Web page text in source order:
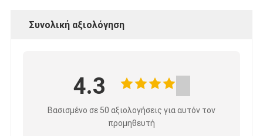
Συνολική αξιολόγηση
4.3
Βασισμένο σε 50 αξιολογήσεις για αυτόν τον
προμηθευτή